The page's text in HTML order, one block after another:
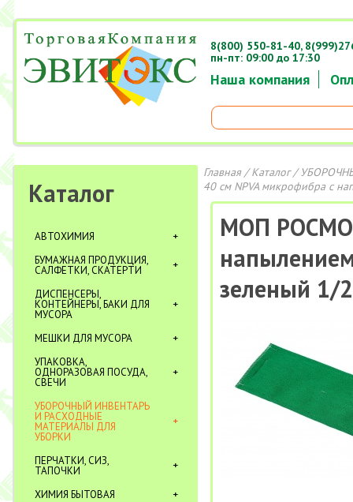
Наша компания
8(800) 550-81-40,
пн-пт: 09:00 до 17:30
Каталог
АВТОХИМИЯ
БУМАЖНАЯ ПРОДУКЦИЯ,
САЛФЕТКИ, СКАТЕРТИ
ДИСПЕНСЕРЫ,
КОНТЕЙНЕРЫ, БАКИ ДЛЯ
МУСОРА
МЕШКИ ДЛЯ МУСОРА
УПАКОВКА,
ОДНОРАЗОВАЯ ПОСУДА,
СВЕЧИ
УБОРОЧНЫЙ ИНВЕНТАРЬ
И РАСХОДНЫЕ
МАТЕРИАЛЫ ДЛЯ
УБОРКИ
ПЕРЧАТКИ, СИЗ,
ТАПОЧКИ
ХИМИЯ БЫТОВАЯ
Главная/Каталог/
40 см NPVA микрофибра с
МОП
зеленый 1/